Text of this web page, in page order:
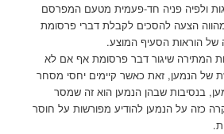
ולפיה פניה חד-פעמית מטעם המפרסם
הצעה להסכים לקבלת דברי פרסומת
של הוראות הסעיף המוצע.
המתירה שיגור דבר פרסומת אף אם לא
הנמען, זאת כאשר קיימים יחסי מסחר
בנסיבות שבהן הנמען הוא זה שמסר
כזה על הנמען להודיע מפורשות על חוסר